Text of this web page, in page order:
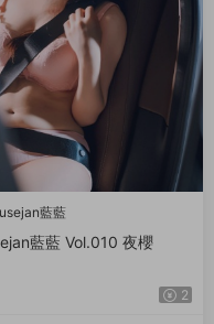
usejan藍藍
藍藍 Vol.010 夜櫻
2